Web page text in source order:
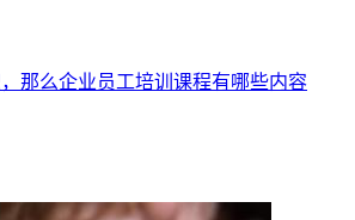
那么企业员工培训课程有哪些内容